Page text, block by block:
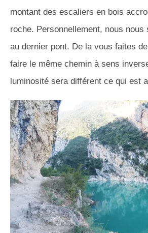
montant des escaliers en bois
roche. Personnellement, nous nous
au dernier pont. De la vous faites
faire le même chemin à sens
luminosité sera différent ce qui est